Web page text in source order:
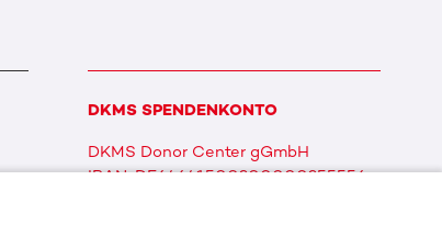
DKMS SPENDENKONTO
DKMS Donor Center gGmbH
IBAN: DE64641500200000255556